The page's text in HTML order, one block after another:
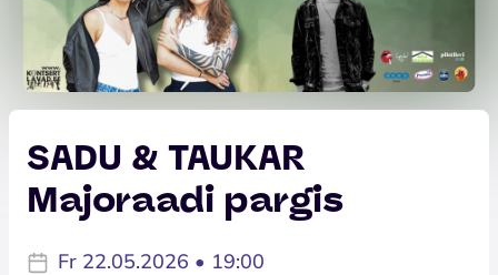
SADU & TAUKAR
Majoraadi pargis
Fr 22.05.2026 • 19:00